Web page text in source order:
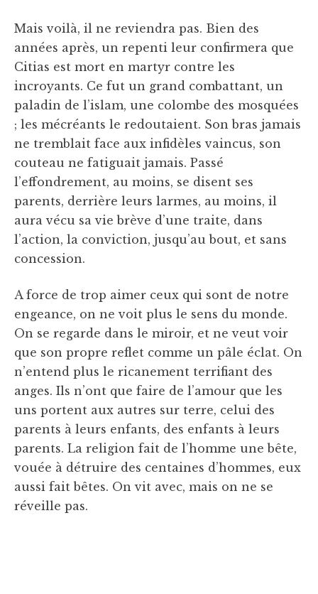
Mais voilà, il ne reviendra pas. Bien des
années après, un repenti leur confirmera que
Citias est mort en martyr contre les
incroyants. Ce fut un grand combattant, un
paladin de l’islam, une colombe des mosquées
; les mécréants le redoutaient. Son bras jamais
ne tremblait face aux infidèles vaincus, son
couteau ne fatiguait jamais. Passé
l’effondrement, au moins, se disent ses
parents, derrière leurs larmes, au moins, il
aura vécu sa vie brève d’une traite, dans
l’action, la conviction, jusqu’au bout, et sans
concession.
A force de trop aimer ceux qui sont de notre
engeance, on ne voit plus le sens du monde.
On se regarde dans le miroir, et ne veut voir
que son propre reflet comme un pâle éclat. On
n’entend plus le ricanement terrifiant des
anges. Ils n’ont que faire de l’amour que les
uns portent aux autres sur terre, celui des
parents à leurs enfants, des enfants à leurs
parents. La religion fait de l’homme une bête,
vouée à détruire des centaines d’hommes, eux
aussi fait bêtes. On vit avec, mais on ne se
réveille pas.